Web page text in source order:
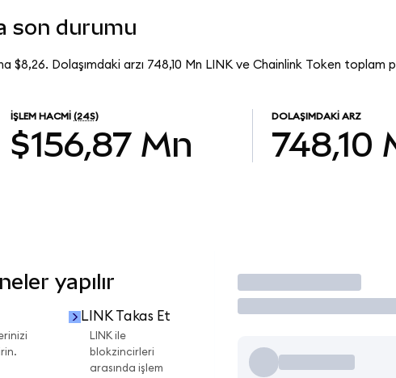
son durumu
$8,26. Dolaşımdaki arzı 748,10 Mn LINK ve Chainlink Token toplam
İŞLEM HACMI (24S)
$156,87 Mn
DOLAŞIMDAKI ARZ
748,10
yapılır
LINK Takas Et
LINK ile
blokzincirleri
arasında işlem
İşlem Yap